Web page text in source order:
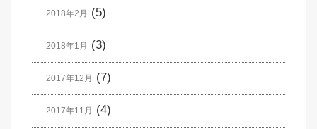
2018年2月 (5)
2018年1月 (3)
2017年12月 (7)
2017年11月 (4)